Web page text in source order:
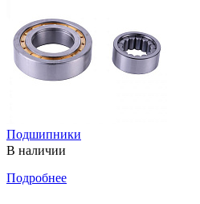
Подшипники
В наличии
Подробнее